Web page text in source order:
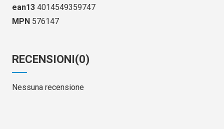
ean13 4014549359747
MPN 576147
RECENSIONI(0)
Nessuna recensione